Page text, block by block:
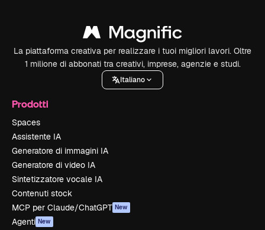
La piattaforma creativa per realizzare i tuoi migliori lavori. Oltre
1 milione di abbonati tra creativi, imprese, agenzie e studi.
Italiano
Prodotti
Spaces
Assistente IA
Generatore di immagini IA
Generatore di video IA
Sintetizzatore vocale IA
Contenuti stock
MCP per Claude/ChatGPT New
Agenti New